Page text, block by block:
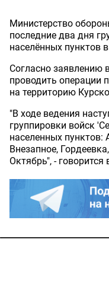
Министерство
последние два дня
населённых пунктов
Согласно заявлению
проводить операции
на территорию
"В ходе ведения
группировки войск
населенных пунктов:
Внезапное,
Октябрь", -